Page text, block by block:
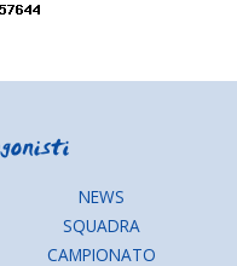
NEWS
SQUADRA
CAMPIONATO